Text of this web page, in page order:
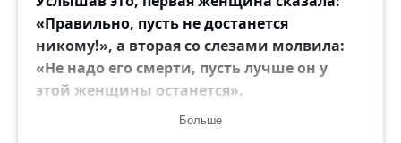
«Правильно, пусть не достанется
никому!», а вторая со слезами молвила:
«Не надо его смерти, пусть лучше он у
этой женщины останется».
Больше